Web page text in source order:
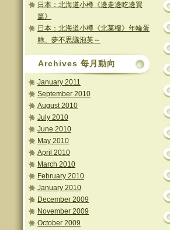
日本：北海道小樽《邊走邊吃邊買
篇》
日本：北海道小樽《北菓樓》年輪蛋
糕、夢不思議泡芙～
Archives 每月動向
January 2011
September 2010
August 2010
July 2010
June 2010
May 2010
April 2010
March 2010
February 2010
January 2010
December 2009
November 2009
October 2009